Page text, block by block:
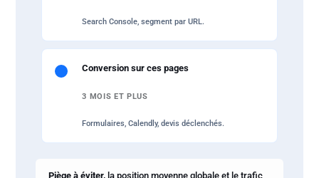
Search Console, segment par URL.
Conversion sur ces pages
3 MOIS ET PLUS
Formulaires, Calendly, devis déclenchés.
Piège à éviter, la position moyenne globale et le trafic